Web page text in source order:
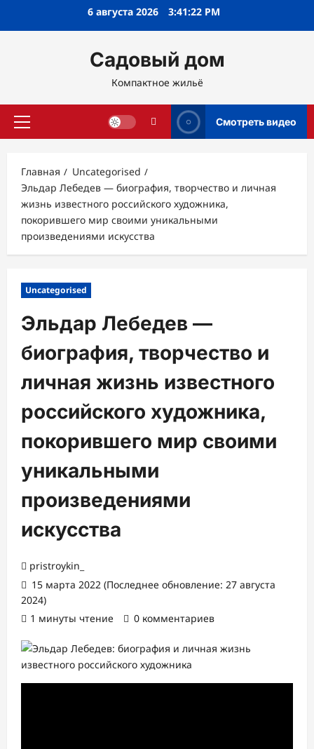
6 августа 2026 3:41:23 PM
Садовый дом
Компактное жильё
Основное
Смотреть видео
Главная
Uncategorised
Эльдар Лебедев — биография, творчество и личная
жизнь известного российского художника,
покорившего мир своими уникальными
произведениями искусства
Uncategorised
Эльдар Лебедев —
биография, творчество и
личная жизнь известного
российского художника,
покорившего мир своими
уникальными
произведениями
искусства
pristroykin_
15 марта 2022 (Последнее обновление: 27 августа
2024)
1 минуты чтение
0 комментариев